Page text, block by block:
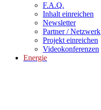
F.A.Q.
Inhalt einreichen
Newsletter
Partner / Netzwerk
Projekt einreichen
Videokonferenzen
Energie